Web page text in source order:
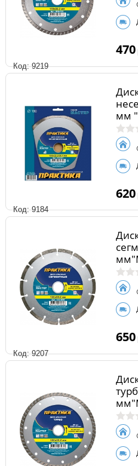
Код: 9219
470
Код: 9184
мм
620
Код: 9207
650